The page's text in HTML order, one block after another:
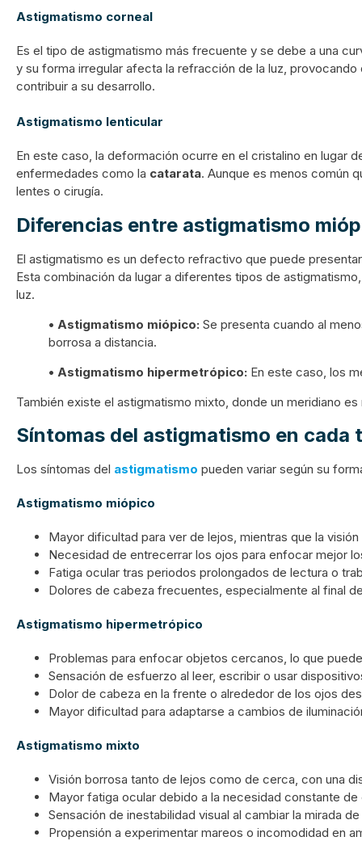
Astigmatismo corneal
Es el tipo de astigmatismo más frecuente y se debe a una
y su forma irregular afecta la refracción de la luz,
contribuir a su desarrollo.
Astigmatismo lenticular
En este caso, la deformación ocurre en el cristalino en lugar
enfermedades como la catarata. Aunque es menos común
lentes o cirugía.
Diferencias entre astigmatismo
El astigmatismo es un defecto refractivo que puede
Esta combinación da lugar a diferentes tipos de
luz.
• Astigmatismo miópico: Se presenta cuando al
borrosa a distancia.
• Astigmatismo hipermetrópico: En este caso, los
También existe el astigmatismo mixto, donde un meridiano
Síntomas del astigmatismo en cada
Los síntomas del astigmatismo pueden variar según su
Astigmatismo miópico
Mayor dificultad para ver de lejos, mientras que la
Necesidad de entrecerrar los ojos para enfocar mejor
Fatiga ocular tras periodos prolongados de lectura o
Dolores de cabeza frecuentes, especialmente al final
Astigmatismo hipermetrópico
Problemas para enfocar objetos cercanos, lo que
Sensación de esfuerzo al leer, escribir o usar
Dolor de cabeza en la frente o alrededor de los ojos
Mayor dificultad para adaptarse a cambios de
Astigmatismo mixto
Visión borrosa tanto de lejos como de cerca, con una
Mayor fatiga ocular debido a la necesidad constante de
Sensación de inestabilidad visual al cambiar la mirada
Propensión a experimentar mareos o incomodidad en